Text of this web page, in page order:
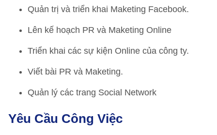
Quản trị và triển khai Maketing Facebook.
Lên kế hoạch PR và Maketing Online
Triển khai các sự kiện Online của công ty.
Viết bài PR và Maketing.
Quản lý các trang Social Network
Yêu Cầu Công Việc